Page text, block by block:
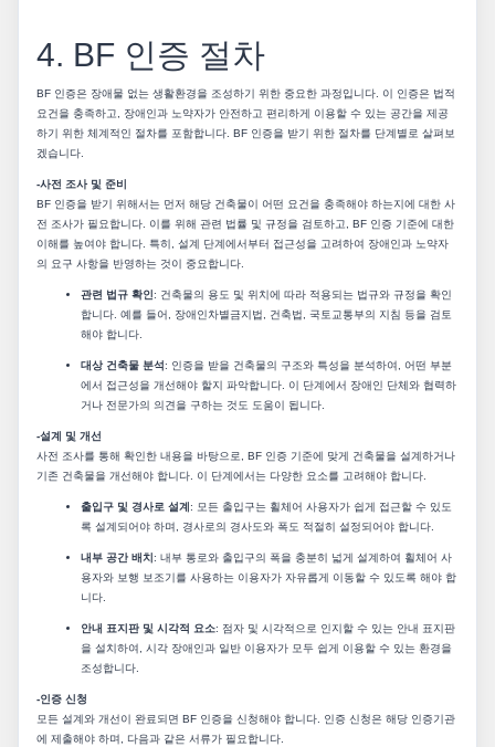
4. BF 인증 절차
BF 인증은 장애물 없는 생활환경을 조성하기 위한 중요한 과정입니다. 이 인증은 법적
요건을 충족하고, 장애인과 노약자가 안전하고 편리하게 이용할 수 있는 공간을 제공
하기 위한 체계적인 절차를 포함합니다. BF 인증을 받기 위한 절차를 단계별로 살펴보
겠습니다.
-사전 조사 및 준비
BF 인증을 받기 위해서는 먼저 해당 건축물이 어떤 요건을 충족해야 하는지에 대한 사
전 조사가 필요합니다. 이를 위해 관련 법률 및 규정을 검토하고, BF 인증 기준에 대한
이해를 높여야 합니다. 특히, 설계 단계에서부터 접근성을 고려하여 장애인과 노약자
의 요구 사항을 반영하는 것이 중요합니다.
관련 법규 확인: 건축물의 용도 및 위치에 따라 적용되는 법규와 규정을 확인
합니다. 예를 들어, 장애인차별금지법, 건축법, 국토교통부의 지침 등을 검토
해야 합니다.
대상 건축물 분석 : 인증을 받을 건축물의 구조와 특성을 분석하여, 어떤 부분
에서 접근성을 개선해야 할지 파악합니다. 이 단계에서 장애인 단체와 협력하
거나 전문가의 의견을 구하는 것도 도움이 됩니다.
-설계 및 개선
사전 조사를 통해 확인한 내용을 바탕으로, BF 인증 기준에 맞게 건축물을 설계하거나
기존 건축물을 개선해야 합니다. 이 단계에서는 다양한 요소를 고려해야 합니다.
출입구 및 경사로 설계 : 모든 출입구는 휠체어 사용자가 쉽게 접근할 수 있도
록 설계되어야 하며, 경사로의 경사도와 폭도 적절히 설정되어야 합니다.
내부 공간 배치 : 내부 통로와 출입구의 폭을 충분히 넓게 설계하여 휠체어 사
용자와 보행 보조기를 사용하는 이용자가 자유롭게 이동할 수 있도록 해야 합
니다.
안내 표지판 및 시각적 요소: 점자 및 시각적으로 인지할 수 있는 안내 표지판
을 설치하여, 시각 장애인과 일반 이용자가 모두 쉽게 이용할 수 있는 환경을
조성합니다.
-인증 신청
모든 설계와 개선이 완료되면 BF 인증을 신청해야 합니다. 인증 신청은 해당 인증기관
에 제출해야 하며, 다음과 같은 서류가 필요합니다.